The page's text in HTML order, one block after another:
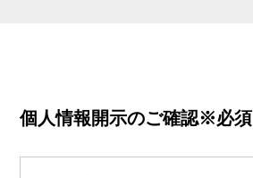
個人情報開示のご確認※必須